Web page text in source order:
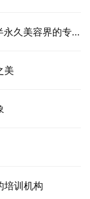
界的专家顾问》
美
培训机构